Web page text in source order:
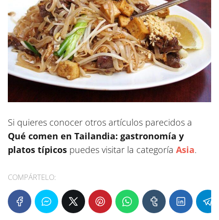
Si quieres conocer otros artículos parecidos a
Qué comen en Tailandia: gastronomía y
platos típicos puedes visitar la categoría Asia.
COMPÁRTELO: